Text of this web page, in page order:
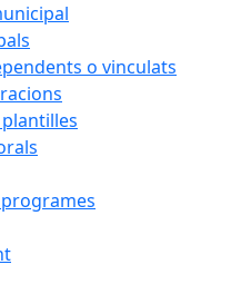
o vinculats